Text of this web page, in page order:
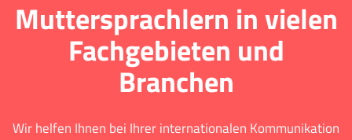
Muttersprachlern in vielen
Fachgebieten und
Branchen
Wir helfen Ihnen bei Ihrer internationalen Kommunikation